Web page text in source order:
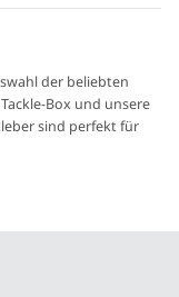
der beliebten
Box und unsere
sind perfekt für